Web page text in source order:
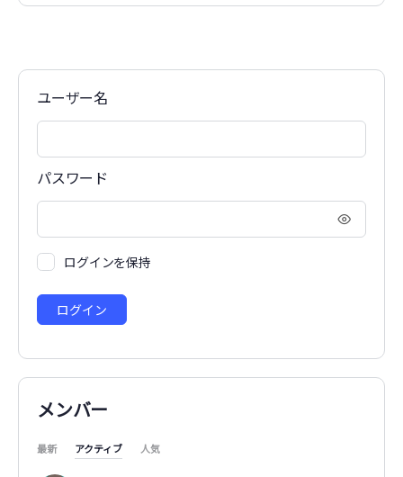
ユーザー名
パスワード
ログインを保持
メンバー
最新 アクティブ 人気